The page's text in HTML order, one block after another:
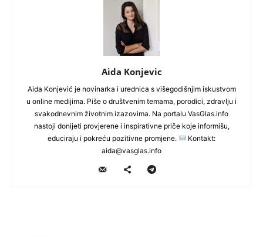
Aida Konjevic
Aida Konjević je novinarka i urednica s višegodišnjim iskustvom
u online medijima. Piše o društvenim temama, porodici, zdravlju i
svakodnevnim životnim izazovima. Na portalu VasGlas.info
nastoji donijeti provjerene i inspirativne priče koje informišu,
educiraju i pokreću pozitivne promjene.
Kontakt:
aida@vasglas.info